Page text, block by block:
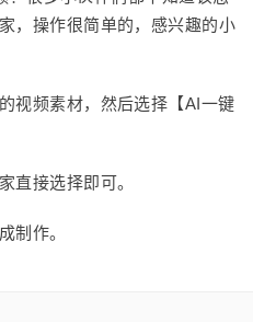
，操作很简单的，感兴趣的小
视频素材，然后选择【AI一键
直接选择即可。
制作。